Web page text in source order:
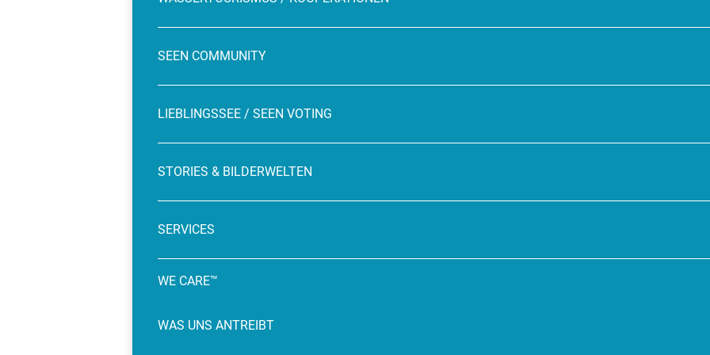
SEEN COMMUNITY
LIEBLINGSSEE / SEEN VOTING
STORIES & BILDERWELTEN
SERVICES
WE CARE™
WAS UNS ANTREIBT